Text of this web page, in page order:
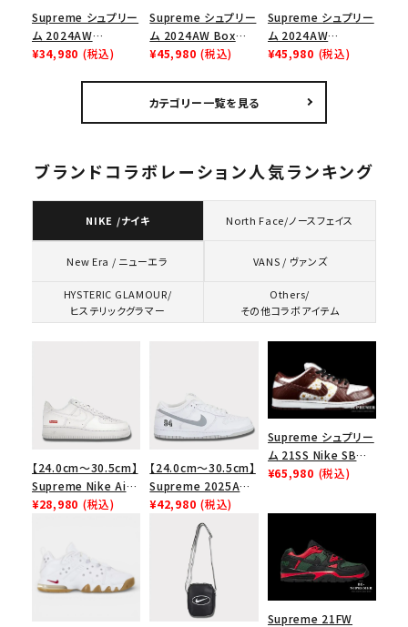
Supreme シュプリー
ム 2024AW
Hysteric Glamour
¥34,980 (税込)
Supreme シュプリー
ム 2024AW Box
Logo Hooded
ネイビー 紺
¥45,980 (税込)
Supreme シュプリー
ム 2024AW
Leather Shoulder
¥45,980 (税込)
カテゴリー一覧を見る
ブランドコラボレーション人気ランキング
NIKE /ナイキ North Face/ノースフェイス
New Era / ニューエラ VANS / ヴァンズ
HYSTERIC GLAMOUR/
ヒステリックグラマー
Others/
その他コラボアイテム
【24.0cm～30.5cm】
Supreme Nike Air
Force 1 Low シュプ
ューズ ホワイト
¥28,980 (税込)
【24.0cm～30.5cm】
Supreme 2025AW
Nike SB Dunk Low
ナイキ SB ダンク ロ
ー スニーカー ホワイ
¥42,980 (税込)
Supreme シュプリー
ム 21SS Nike SB
Dunk Low ナイキSB
¥65,980 (税込)
Supreme 21FW